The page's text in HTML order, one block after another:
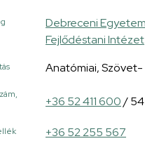
Debreceni
Fejlődéstani Intézet
Anatómiai,
+36 52 411 600/
+36 52 255 567